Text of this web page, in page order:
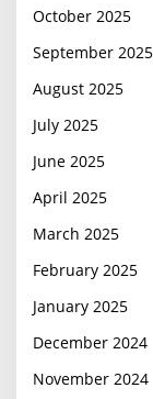
October 2025
September 2025
August 2025
July 2025
June 2025
April 2025
March 2025
February 2025
January 2025
December 2024
November 2024